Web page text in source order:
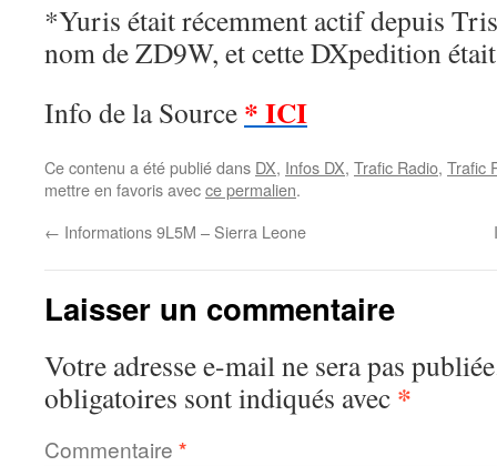
*Yuris était récemment actif depuis
nom de ZD9W, et cette DXpedition
Info de la Source * ICI
Ce contenu a été publié dans DX, Infos DX, Trafic Radio, Trafic
mettre en favoris avecce permalien.
← Informations 9L5M – Sierra Leone
Laisser un commentaire
Votre adresse e-mail ne sera pas
obligatoires sont indiqués avec *
Commentaire *